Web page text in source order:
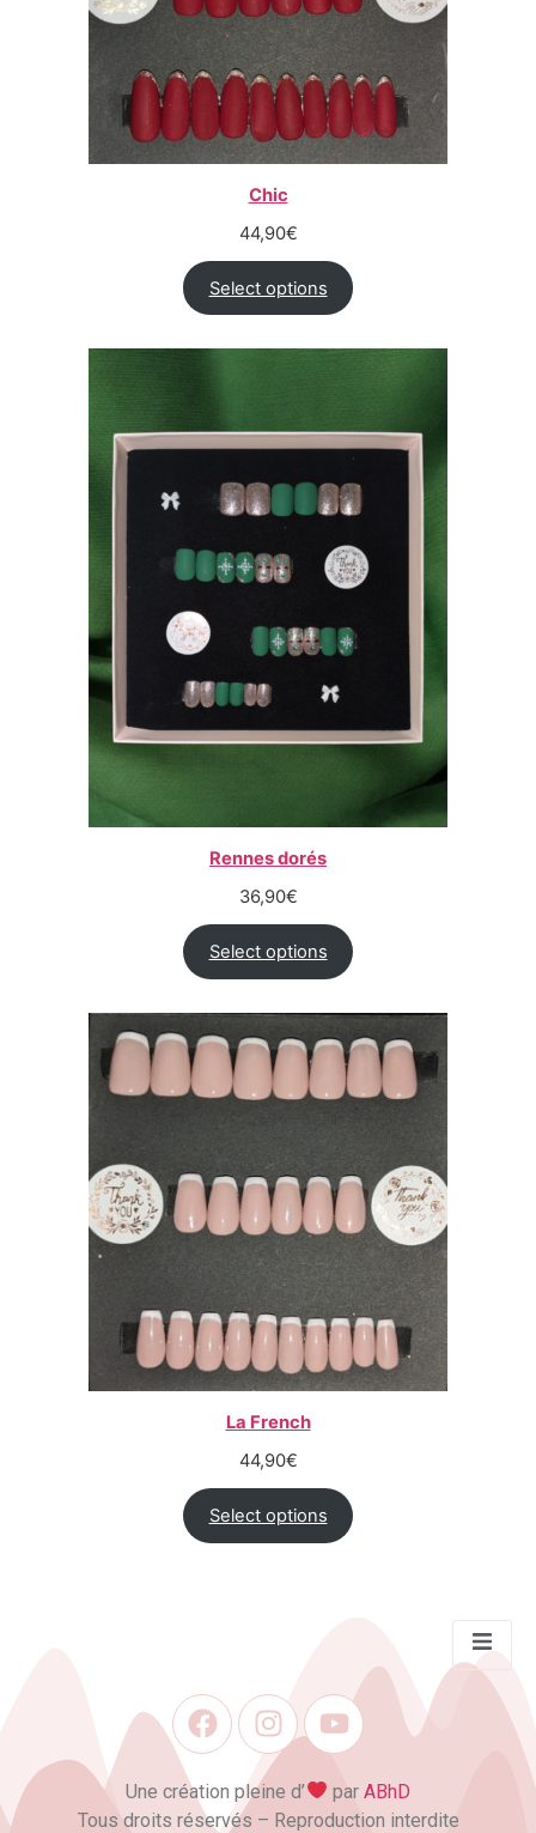
Chic
44,90€
Select options
Rennes dorés
36,90€
Select options
La French
44,90€
Select options
Une création pleine d’ par ABhD
Tous droits réservés – Reproduction interdite